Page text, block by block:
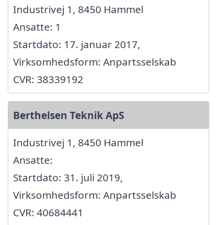
Industrivej 1, 8450 Hammel
Ansatte: 1
Startdato: 17. januar 2017,
Virksomhedsform: Anpartsselskab
CVR: 38339192
Berthelsen Teknik ApS
Industrivej 1, 8450 Hammel
Ansatte:
Startdato: 31. juli 2019,
Virksomhedsform: Anpartsselskab
CVR: 40684441